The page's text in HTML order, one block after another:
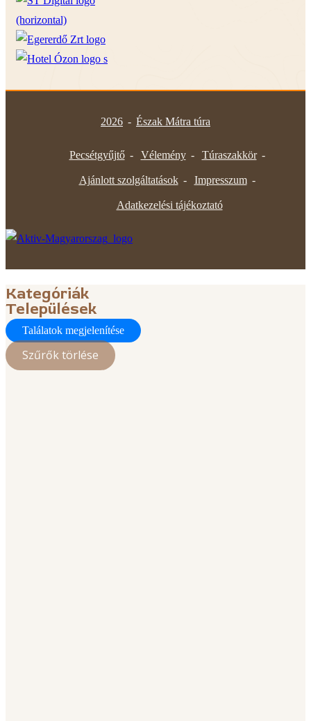
2026 - Észak Mátra túra
Pecsétgyűjtő Vélemény Túraszakkör
Ajánlott szolgáltatások Impresszum
Adatkezelési tájékoztató
Kategóriák
Települések
Találatok megjelenítése
Szűrők törlése